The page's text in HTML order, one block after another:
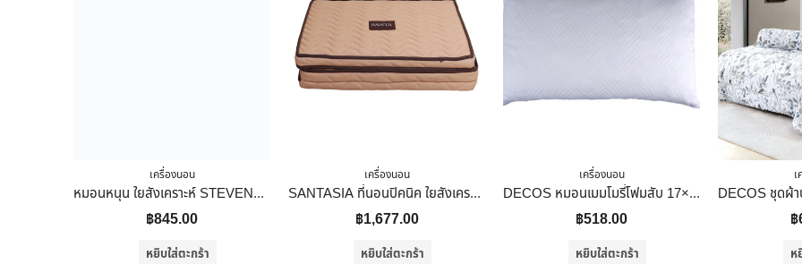
เครื่องนอน
หมอนหนุน ใยสังเคราะห์ STEVENS ST.COMFORT 19×29 นิ้ว
฿845.00
หยิบใส่ตะกร้า
เครื่องนอน
SANTASIA ที่นอนปิคนิค ใยสังเคราะห์ 2 นิ้ว 3 พับ สีโอวัลติน
฿1,677.00
หยิบใส่ตะกร้า
เครื่องนอน
DECOS หมอนเมมโมรี่โฟมสับ 17×27 นิ้ว สีขาว
฿518.00
หยิบใส่ตะกร้า
฿
ห